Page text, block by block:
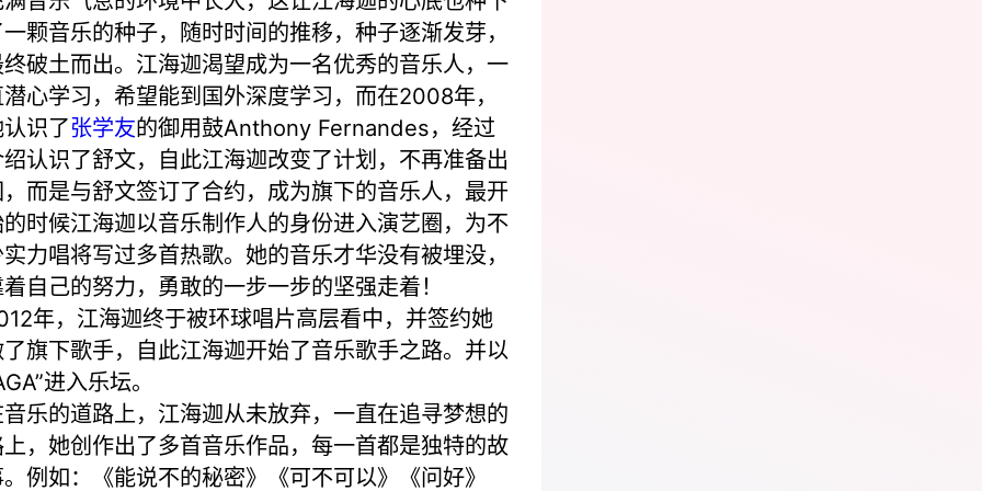
颗音乐的种子，随时时间的推移，种子逐渐发芽，
破土而出。江海迦渴望成为一名优秀的音乐人，一
心学习，希望能到国外深度学习，而在2008年，
识了张学友的御用鼓Anthony Fernandes，经过
认识了舒文，自此江海迦改变了计划，不再准备出
而是与舒文签订了合约，成为旗下的音乐人，最开
时候江海迦以音乐制作人的身份进入演艺圈，为不
力唱将写过多首热歌。她的音乐才华没有被埋没，
自己的努力，勇敢的一步一步的坚强走着！
年，江海迦终于被环球唱片高层看中，并签约她
旗下歌手，自此江海迦开始了音乐歌手之路。并以
进入乐坛。
乐的道路上，江海迦从未放弃，一直在追寻梦想的
，她创作出了多首音乐作品，每一首都是独特的故
例如：《能说不的秘密》《可不可以》《问好》